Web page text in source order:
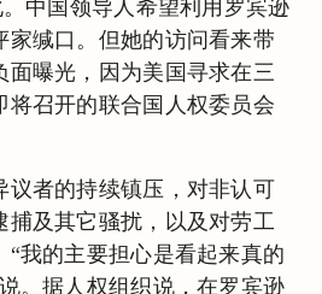
中国领导人希望利用罗宾逊
家缄口。但她的访问看来带
面曝光，因为美国寻求在三
将召开的联合国人权委员会
议者的持续镇压，对非认可
捕及其它骚扰，以及对劳工
“我的主要担心是看起来真的
。据人权组织说，在罗宾逊